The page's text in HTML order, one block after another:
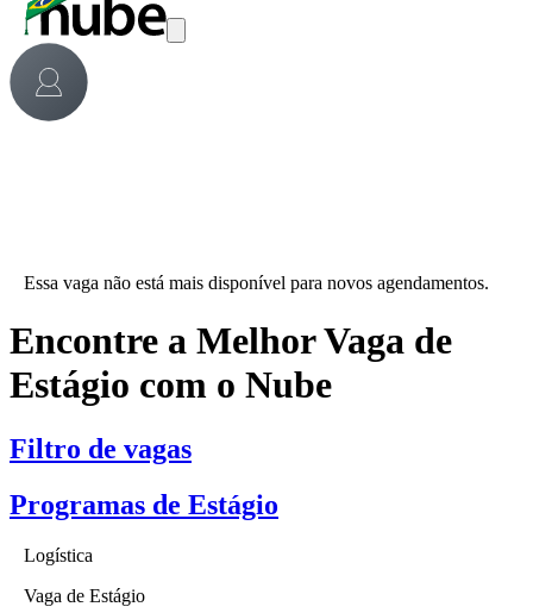
Essa vaga não está mais disponível para novos agendamentos.
Encontre a Melhor Vaga de
Estágio com o Nube
Filtro de vagas
Programas de Estágio
Logística
Vaga de Estágio